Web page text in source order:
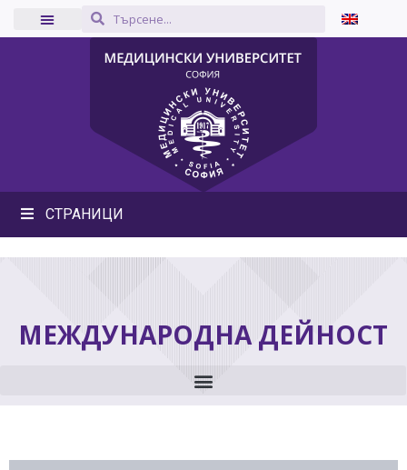
СТРАНИЦИ
МЕЖДУНАРОДНА ДЕЙНОСТ